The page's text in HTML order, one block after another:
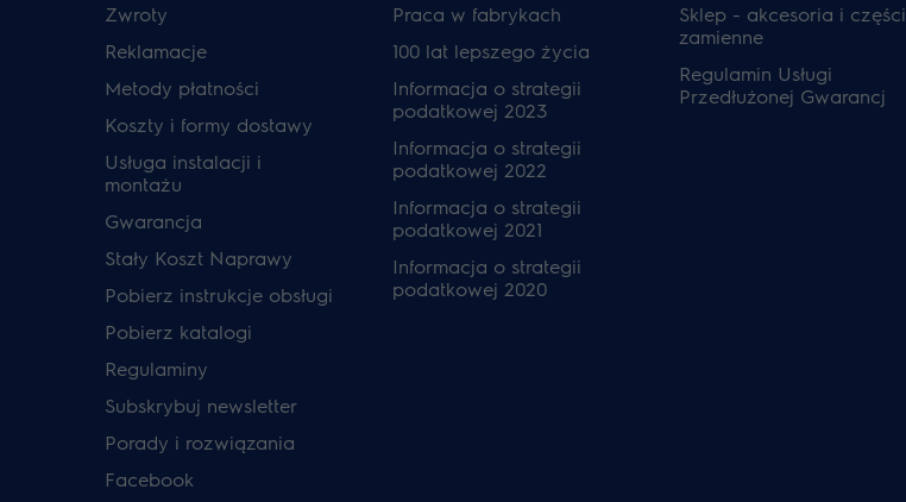
Zwroty
Reklamacje
Metody płatności
Koszty i formy dostawy
Usługa instalacji i
montażu
Gwarancja
Stały Koszt Naprawy
Pobierz instrukcje obsługi
Pobierz katalogi
Regulaminy
Subskrybuj newsletter
Porady i rozwiązania
Facebook
Praca w fabrykach
100 lat lepszego życia
Informacja o strategii
podatkowej 2023
Informacja o strategii
podatkowej 2022
Informacja o strategii
podatkowej 2021
Informacja o strategii
podatkowej 2020
Sklep - akcesoria i części
zamienne
Regulamin Usługi
Przedłużonej Gwarancj